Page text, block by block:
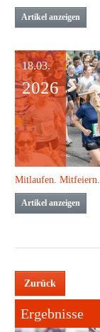
Artikel anzeigen
18.03.
2026
Mitlaufen.
Artikel anzeigen
Zurück
Ergebnisse